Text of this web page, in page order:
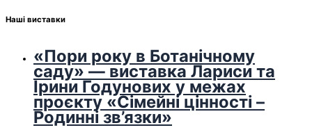
Наші виставки
«Пори року в Ботанічному
саду» — виставка Лариси та
Ірини Годунових у межах
проєкту «Сімейні цінності –
Родинні зв’язки»